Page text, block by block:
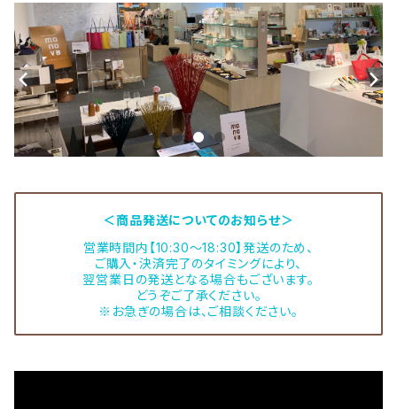
＜商品発送についてのお知らせ＞
営業時間内【10:30～18:30】発送のため、
ご購入・決済完了のタイミングにより、
翌営業日の発送となる場合もございます。
どうぞご了承ください。
※お急ぎの場合は、ご相談ください。